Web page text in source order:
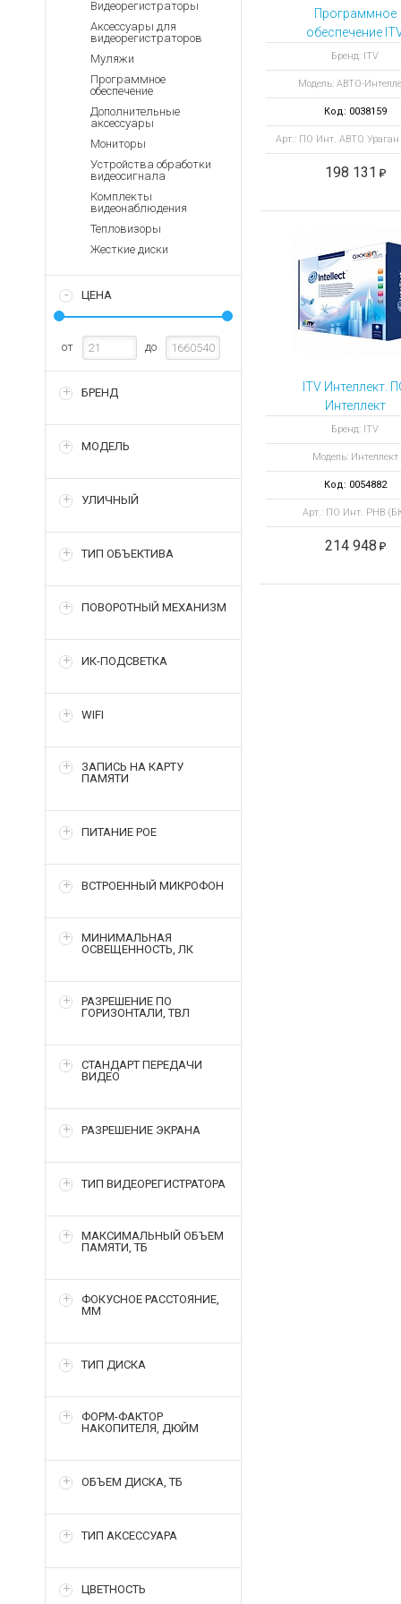
Запасные
оплаты
Зарядные устройства
Архивные товары
Видеорегистраторы
Аксессуары для
видеорегистраторов
Муляжи
Программное
обеспечение
Дополнительные
аксессуары
Мониторы
Устройства обработки
видеосигнала
Комплекты
видеонаблюдения
Тепловизоры
Жесткие диски
ЦЕНА
от до
БРЕНД
МОДЕЛЬ
УЛИЧНЫЙ
ТИП ОБЪЕКТИВА
ПОВОРОТНЫЙ МЕХАНИЗМ
ИК-ПОДСВЕТКА
WIFI
ЗАПИСЬ НА КАРТУ
ПАМЯТИ
ПИТАНИЕ POE
ВСТРОЕННЫЙ МИКРОФОН
МИНИМАЛЬНАЯ
ОСВЕЩЕННОСТЬ, ЛК
РАЗРЕШЕНИЕ ПО
ГОРИЗОНТАЛИ, ТВЛ
СТАНДАРТ ПЕРЕДАЧИ
ВИДЕО
РАЗРЕШЕНИЕ ЭКРАНА
ТИП ВИДЕОРЕГИСТРАТОРА
МАКСИМАЛЬНЫЙ ОБЪЕМ
ПАМЯТИ, ТБ
ФОКУСНОЕ РАССТОЯНИЕ,
ММ
ТИП ДИСКА
ФОРМ-ФАКТОР
НАКОПИТЕЛЯ, ДЮЙМ
ОБЪЕМ ДИСКА, ТБ
ТИП АКСЕССУАРА
ЦВЕТНОСТЬ
Программное
обеспечение
Распознавание
номеров ТС
АвтоУраган
Бренд: ITV
Модель: АВТО-
Код: 0038159
Арт.: ПО Инт. АВТО Ураган
198 131
ITV Интеллект.
Интеллект
Распознавание
номеров
вагонов
канал)
Бренд: ITV
Модель: Интеллект
Код: 0054882
Арт.: ПО Инт. РНВ
214 948